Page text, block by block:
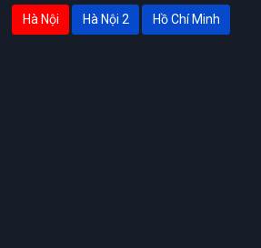
Hà Nội Hà Nội 2 Hồ Chí Minh